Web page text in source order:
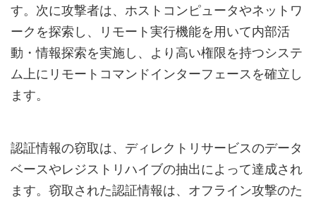
す。次に攻撃者は、ホストコンピュータやネットワ
ークを探索し、リモート実行機能を用いて内部活
動・情報探索を実施し、より高い権限を持つシステ
ム上にリモートコマンドインターフェースを確立し
ます。
認証情報の窃取は、ディレクトリサービスのデータ
ベースやレジストリハイブの抽出によって達成され
ます。窃取された認証情報は、オフライン攻撃のた